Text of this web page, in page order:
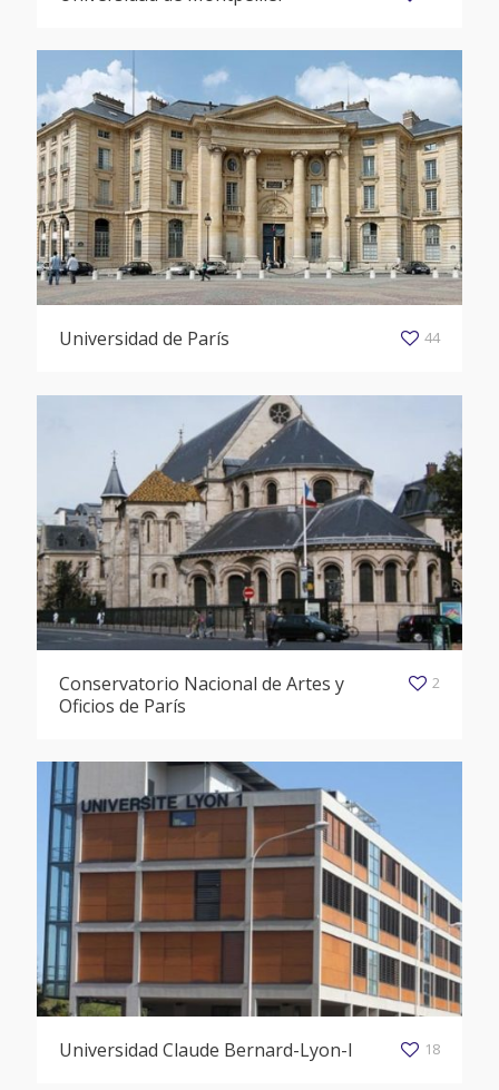
Universidad de París 44
Conservatorio Nacional de Artes y
Oficios de París
2
Universidad Claude Bernard-Lyon-I 18